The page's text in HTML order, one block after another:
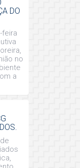
DO
feira
no
a